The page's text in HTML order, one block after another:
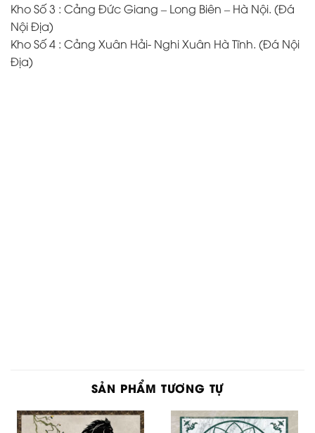
Kho Số 3 : Cảng Đức Giang – Long Biên – Hà Nội. (Đá
Nội Địa)
Kho Số 4 : Cảng Xuân Hải- Nghi Xuân Hà Tĩnh. (Đá Nội
Địa)
SẢN PHẨM TƯƠNG TỰ